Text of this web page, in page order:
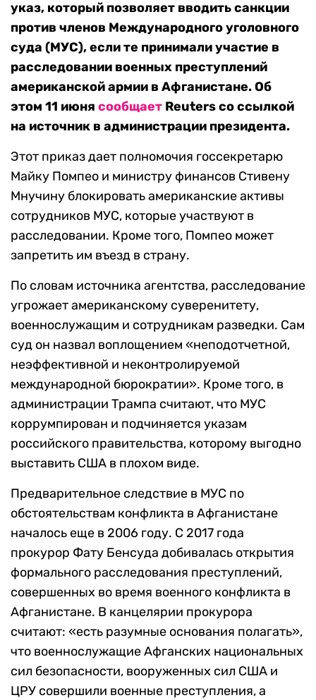
указ, который позволяет вводить санкции
против членов Международного уголовного
суда (МУС), если те принимали участие в
расследовании военных преступлений
американской армии в Афганистане. Об
этом 11 июня сообщает Reuters со ссылкой
на источник в администрации президента.
Этот приказ дает полномочия госсекретарю
Майку Помпео и министру финансов Стивену
Мнучину блокировать американские активы
сотрудников МУС, которые участвуют в
расследовании. Кроме того, Помпео может
запретить им въезд в страну.
По словам источника агентства, расследование
угрожает американскому суверенитету,
военнослужащим и сотрудникам разведки. Сам
суд он назвал воплощением «неподотчетной,
неэффективной и неконтролируемой
международной бюрократии». Кроме того, в
администрации Трампа считают, что МУС
коррумпирован и подчиняется указам
российского правительства, которому выгодно
выставить США в плохом виде.
Предварительное следствие в МУС по
обстоятельствам конфликта в Афганистане
началось еще в 2006 году. С 2017 года
прокурор Фату Бенсуда добивалась открытия
формального расследования преступлений,
совершенных во время военного конфликта в
Афганистане. В канцелярии прокурора
считают: «есть разумные основания полагать»,
что военнослужащие Афганских национальных
сил безопасности, вооруженных сил США и
ЦРУ совершили военные преступления, а